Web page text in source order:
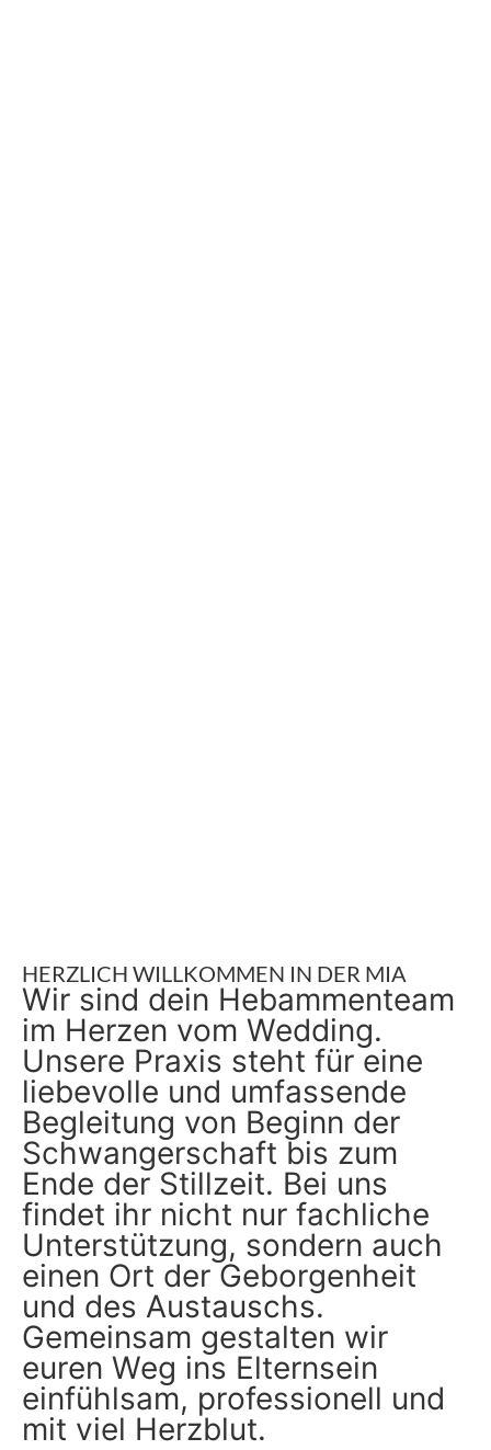
HERZLICH WILLKOMMEN IN DER MIA
Wir sind dein Hebammenteam
im Herzen vom Wedding.
Unsere Praxis steht für eine
liebevolle und umfassende
Begleitung von Beginn der
Schwangerschaft bis zum
Ende der Stillzeit. Bei uns
findet ihr nicht nur fachliche
Unterstützung, sondern auch
einen Ort der Geborgenheit
und des Austauschs.
Gemeinsam gestalten wir
euren Weg ins Elternsein
einfühlsam, professionell und
mit viel Herzblut.